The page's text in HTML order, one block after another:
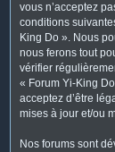
vous n’acceptez
conditions
King Do ». Nous
nous ferons tout
vérifier
« Forum Yi-King
acceptez d’être
mises à jour et/ou
Nos forums sont